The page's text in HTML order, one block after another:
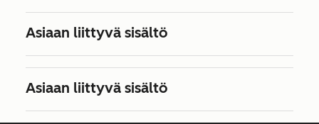
Asiaan liittyvä sisältö
Asiaan liittyvä sisältö